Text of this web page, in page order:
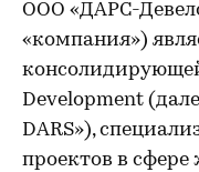
ООО «ДАРС-
«компания»)
Development
DARS»),
проектов в